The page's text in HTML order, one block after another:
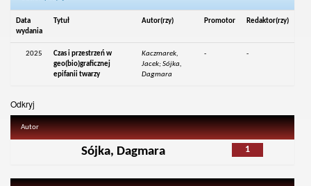
Data
wydania
Tytuł Autor(rzy) Promotor Redaktor(rzy)
2025
Czas i przestrzeń w
geo(bio)graficznej
epifanii twarzy
Kaczmarek,
Jacek; Sójka,
Dagmara
- -
Odkryj
Autor
1
Sójka, Dagmara